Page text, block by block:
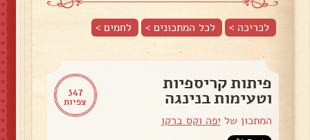
לכריכה > לכל המתכונים > לחמים>
347
צפיות
פיתות קריספיות
וטעימות בנינגה
המתכון של יפה וקס ברקו